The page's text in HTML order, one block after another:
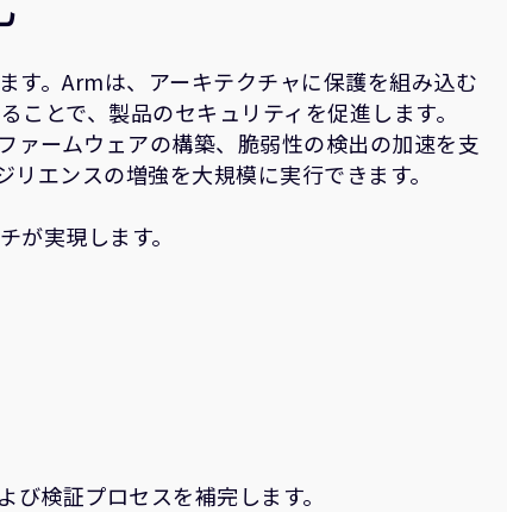
す。Armは、アーキテクチャに保護を組み込む
とで、製品のセキュリティを促進します。
ァームウェアの構築、脆弱性の検出の加速を支
エンスの増強を大規模に実行できます。
実現します。
検証プロセスを補完します。